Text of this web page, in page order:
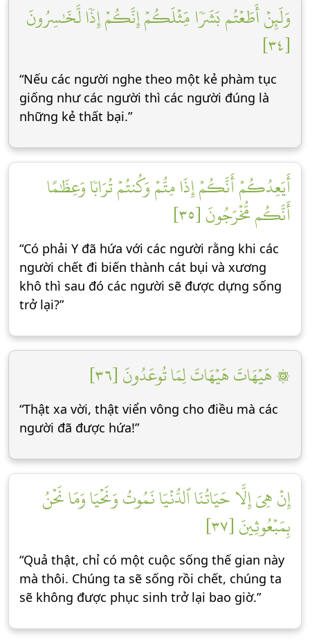
وَلَئِنۡ أَطَعۡتُم بَشَرٗا مِّثۡلَكُمۡ إِنَّكُمۡ إِذٗا لَّخَٰسِرُونَ
[٣٤]
“Nếu các người nghe theo một kẻ phàm tục
giống như các người thì các người đúng là
những kẻ thất bại.”
أَيَعِدُكُمۡ أَنَّكُمۡ إِذَا مِتُّمۡ وَكُنتُمۡ تُرَابٗا وَعِظَٰمًا
أَنَّكُم مُّخۡرَجُونَ [٣٥]
“Có phải Y đã hứa với các người rằng khi các
người chết đi biến thành cát bụi và xương
khô thì sau đó các người sẽ được dựng sống
trở lại?”
۞ هَيۡهَاتَ هَيۡهَاتَ لِمَا تُوعَدُونَ [٣٦]
“Thật xa vời, thật viển vông cho điều mà các
người đã được hứa!”
إِنۡ هِيَ إِلَّا حَيَاتُنَا ٱلدُّنۡيَا نَمُوتُ وَنَحۡيَا وَمَا نَحۡنُ
بِمَبۡعُوثِينَ [٣٧]
“Quả thật, chỉ có một cuộc sống thế gian này
mà thôi. Chúng ta sẽ sống rồi chết, chúng ta
sẽ không được phục sinh trở lại bao giờ.”